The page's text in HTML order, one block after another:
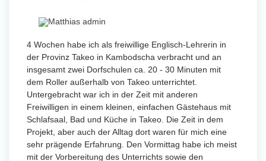
4 Wochen habe ich als freiwillige Englisch-Lehrerin in
der Provinz Takeo in Kambodscha verbracht und an
insgesamt zwei Dorfschulen ca. 20 - 30 Minuten mit
dem Roller außerhalb von Takeo unterrichtet.
Untergebracht war ich in der Zeit mit anderen
Freiwilligen in einem kleinen, einfachen Gästehaus mit
Schlafsaal, Bad und Küche in Takeo. Die Zeit in dem
Projekt, aber auch der Alltag dort waren für mich eine
sehr prägende Erfahrung. Den Vormittag habe ich meist
mit der Vorbereitung des Unterrichts sowie den